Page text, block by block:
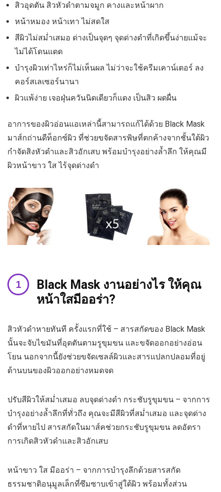
สิวอุดตัน สิวหัวดำตามจมูก คางและหน้าผาก
หน้าหมอง หน้าเทา ไม่สดใส
สีผิวไม่สม่ำเสมอ ด่างเป็นจุดๆ จุดด่างดำที่เกิดขึ้นง่ายแม้จะ
ไม่ได้โดนแดด
บำรุงผิวเท่าไหร่ก็ไม่เห็นผล ไม่ว่าจะใช้ครีมเคาน์เตอร์ ลง
คอร์สเลเซอร์นานา
ผิวแพ้ง่าย เจอฝุ่นควันนิดเดียวก็แดง เป็นสิว ผดผื่น
อาการของผิวอ่อนแอเหล่านี้สามารถแก้ได้ด้วย Black Mask
มาส์กถ่านดีท็อกซ์ผิว ที่ช่วยขจัดสารพิษที่ตกค้างจากชั้นใต้ผิว
กำจัดสิงหัวดำและสิวอักเสบ พร้อมบำรุงอย่างล้ำลึก ให้คุณมี
ผิวหน้าขาว ใส ไร้จุดด่างดำ
Black Mask งานอย่างไร ให้คุณ
หน้าใสมีออร่า?
สิวหัวดำหายทันที ครั้งแรกที่ใช้ – สารสกัดของ Black Mask
นั้นจะจับไขมันที่อุดตันตามรูขุมขน และขจัดออกอย่างอ่อน
โยน นอกจากนี้ยังช่วยขจัดเซลล์ผิวและสารแปลกปลอมที่อยู่
ด้านบนของผิวออกอย่างหมดจด
ปรับสีผิวให้สม่ำเสมอ ลบจุดด่างดำ กระชับรูขุมขน – จากการ
บำรุงอย่างล้ำลึกที่ทั่วถึง คุณจะมีสีผิวที่สม่ำเสมอ และจุดด่าง
ดำที่หายไป สารสกัดในมาส์คช่วยกระชับรูขุมขน ลดอัตรา
การเกิดสิวหัวดำและสิวอักเสบ
หน้าขาว ใส มีออร่า – จากการบำรุงลึกด้วยสารสกัด
ธรรมชาติอนุมูลเล็กที่ซึมซาบเข้าสู่ใต้ผิว พร้อมทั้งส่วน